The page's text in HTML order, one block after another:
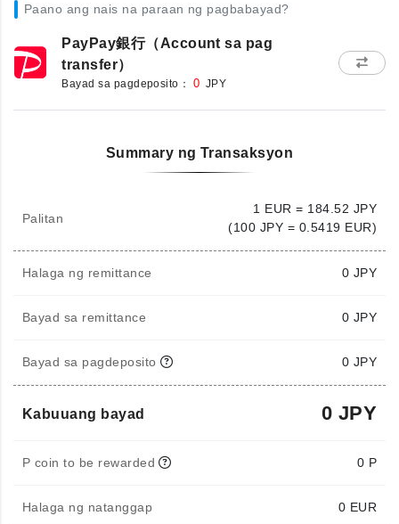
Paano ang nais na paraan ng pagbabayad?
PayPay銀行（Account sa pag
transfer）
Bayad sa pagdeposito： 0 JPY
Summary ng Transaksyon
Palitan
1 EUR = 184.52 JPY
(100 JPY = 0.5419 EUR)
Halaga ng remittance 0 JPY
Bayad sa remittance 0 JPY
Bayad sa pagdeposito 0 JPY
Kabuuang bayad 0 JPY
P coin to be rewarded 0 P
Halaga ng natanggap 0 EUR